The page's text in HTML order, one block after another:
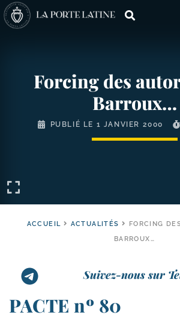
Forcing des
Barroux…
PUBLIÉ LE 1 JANVIER 2000
ACCUEIL ACTUALITÉS
FORCING
BARROUX…
Suivez-nous sur
PACTE nº 80